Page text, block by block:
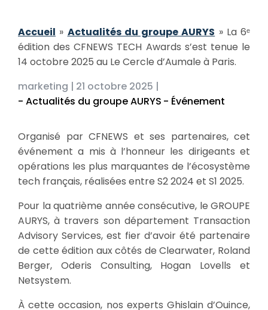
Accueil » Actualités du groupe AURYS » La 6ᵉ
édition des CFNEWS TECH Awards s’est tenue le
14 octobre 2025 au Le Cercle d’Aumale à Paris.
marketing | 21 octobre 2025 |
- Actualités du groupe AURYS - Événement
Organisé par CFNEWS et ses partenaires, cet
événement a mis à l’honneur les dirigeants et
opérations les plus marquantes de l’écosystème
tech français, réalisées entre S2 2024 et S1 2025.
Pour la quatrième année consécutive, le GROUPE
AURYS, à travers son département Transaction
Advisory Services, est fier d’avoir été partenaire
de cette édition aux côtés de Clearwater, Roland
Berger, Oderis Consulting, Hogan Lovells et
Netsystem.
À cette occasion, nos experts Ghislain d’Ouince,